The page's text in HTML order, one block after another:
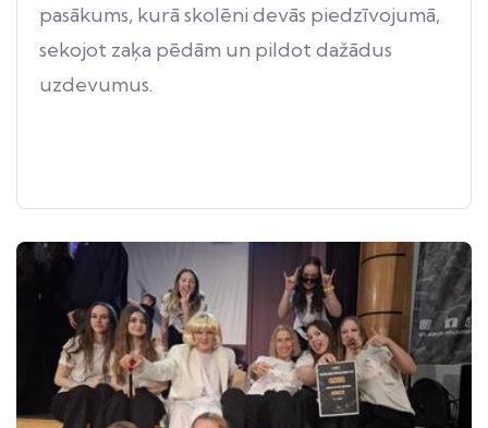
pasākums, kurā skolēni devās piedzīvojumā,
sekojot zaķa pēdām un pildot dažādus
uzdevumus.